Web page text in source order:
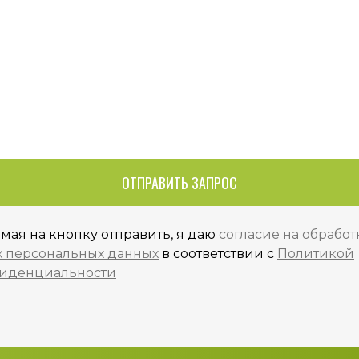
ОТПРАВИТЬ ЗАПРОС
на кнопку отправить, я даю согласие на
персональных данных в соответствии с Политикой